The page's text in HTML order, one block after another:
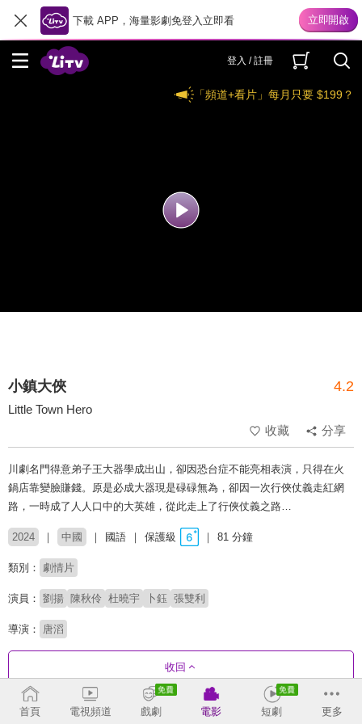
下載 APP，海量影劇免登入立即看
登入 / 註冊
「頻道+看片」每月只要 $199？
小鎮大俠 4.2
Little Town Hero
收藏
分享
川劇名門得意弟子王大器學成出山，卻因恐台症不能亮相表演，只得在火
鍋店靠變臉賺錢。原是必成大器現是碌碌無為，卻因一次行俠仗義走紅網
路，一時成了人人口中的大英雄，從此走上了行俠仗義之路…
2024 中國 國語 保護級 81 分鐘
類別： 劇情片
演員： 劉揚 陳秋伶 杜曉宇 卜鈺 張雙利
導演： 唐滔
收回
推薦影片 收合
首頁 電視頻道 戲劇 電影 短劇 更多